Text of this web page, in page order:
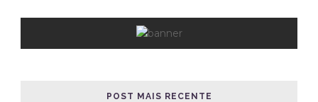
POST MAIS RECENTE